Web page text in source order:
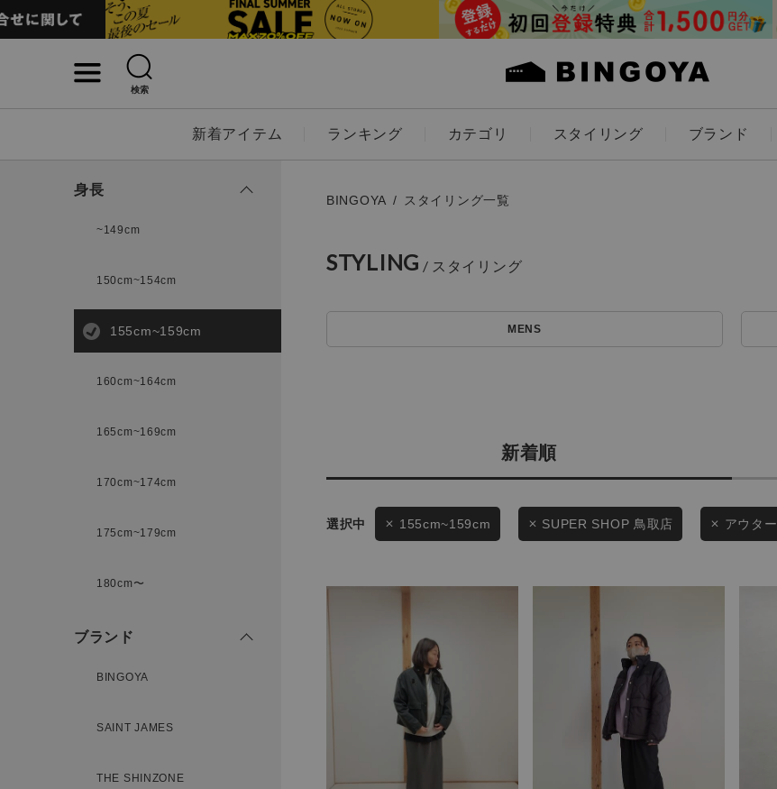
検索
新着アイテム ランキング カテゴリ スタイリング ブランド
アイテムを探す
スタイリングから探す
WEB限定アイテムを探す
お知らせ
ご利用ガイド
ギフトラッピング
お問い合わせ
キーワード
LADIES KIDS
価格
セール価格
在庫
この条件で絞り込む
身長
~149cm
150cm~154cm
155cm~159cm
160cm~164cm
165cm~169cm
170cm~174cm
175cm~179cm
180cm〜
ブランド
BINGOYA
SAINT JAMES
THE SHINZONE
BINGOYA スタイリング一覧
STYLING
MENS
新着順
155cm~159cm SUPER SHOP 鳥取店 アウター